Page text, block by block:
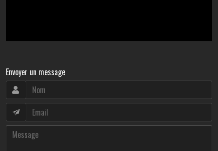
Envoyer un message